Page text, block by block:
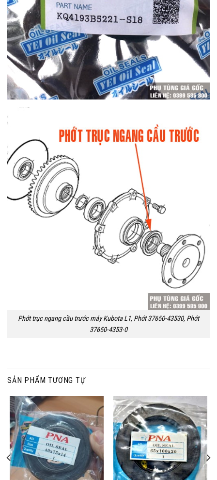
Phớt trục ngang cầu trước máy Kubota L1, Phớt 37650-43530, Phớt
37650-4353-0
SẢN PHẨM TƯƠNG TỰ